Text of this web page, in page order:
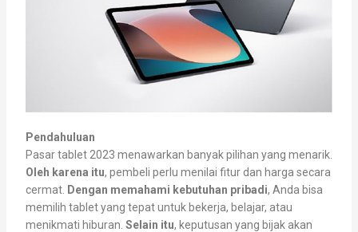
Pendahuluan
Pasar tablet 2023 menawarkan banyak pilihan yang menarik.
Oleh karena itu, pembeli perlu menilai fitur dan harga secara
cermat. Dengan memahami kebutuhan pribadi, Anda bisa
memilih tablet yang tepat untuk bekerja, belajar, atau
menikmati hiburan. Selain itu, keputusan yang bijak akan